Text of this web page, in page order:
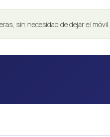
sin necesidad de dejar el móvil.